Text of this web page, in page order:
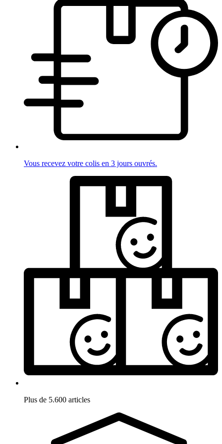
Vous recevez votre colis en 3 jours ouvrés.
Plus de 5.600 articles